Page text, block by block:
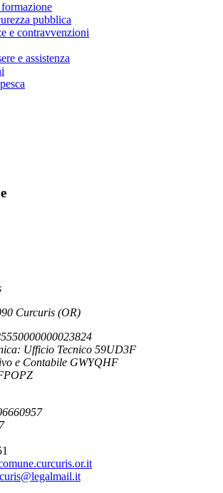
pubblica
e contravvenzioni
e assistenza
Curcuris (OR)
Ufficio Tecnico 59UD3F
e Contabile GWYQHF